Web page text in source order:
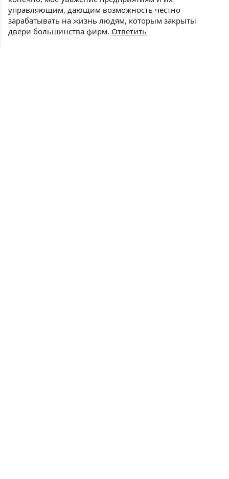
управляющим, дающим возможность честно
зарабатывать на жизнь людям, которым закрыты
двери большинства фирм. Ответить